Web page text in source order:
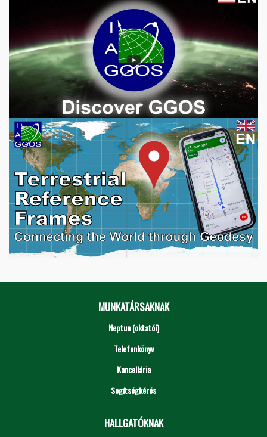
MUNKATÁRSAKNAK
Neptun (oktatói)
Telefonkönyv
Kancellária
Segítségkérés
HALLGATÓKNAK